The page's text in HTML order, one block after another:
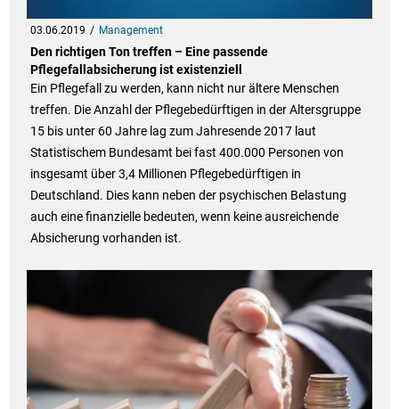
03.06.2019 Management
Den richtigen Ton treffen – Eine passende
Pflegefallabsicherung ist existenziell
Ein Pflegefall zu werden, kann nicht nur ältere Menschen
treffen. Die Anzahl der Pflegebedürftigen in der Altersgruppe
15 bis unter 60 Jahre lag zum Jahresende 2017 laut
Statistischem Bundesamt bei fast 400.000 Personen von
insgesamt über 3,4 Millionen Pflegebedürftigen in
Deutschland. Dies kann neben der psychischen Belastung
auch eine finanzielle bedeuten, wenn keine ausreichende
Absicherung vorhanden ist.